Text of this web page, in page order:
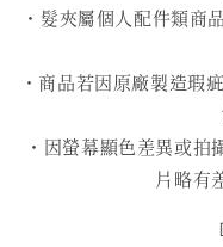
・髮夾屬個人配件類商
・商品若因原廠製造瑕
・因螢幕顯色差異或
片略有